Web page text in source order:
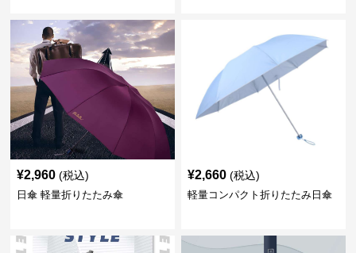
¥2,960 (税込)
日傘 軽量折りたたみ傘
¥2,660 (税込)
軽量コンパクト折りたたみ日傘